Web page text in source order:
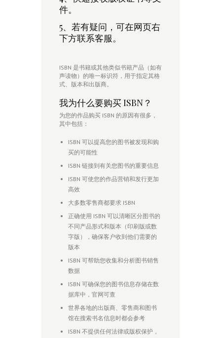
件。
5、若有疑问，可在网页右
下方联系客服。
ISBN 是书籍或其他类似书籍产品（如有
声读物）的唯一标识符，用于指定其格
式、版本和出版商。
我为什么要购买 ISBN？
为您的作品购买 ISBN 的原因有很多，
其中包括：
ISBN 可以提高您的图书被发现和购
买的可能性
ISBN 链接到有关您图书的重要信息
ISBN 可使您的作品营销和发行更加
高效
大多数零售商都要求 ISBN
正确使用 ISBN 可以清晰区分图书的
不同产品形式和版本（印刷版或数
字版），确保客户收到他们需要的
版本
ISBN 可帮助您收集和分析图书销售
数据
ISBN 可确保您的图书信息存储在数
据库中，官网可查
世界各地的出版商、零售商和图书
馆在搜索书名信息时都会参考
ISBN 不提供任何法律或版权保护，